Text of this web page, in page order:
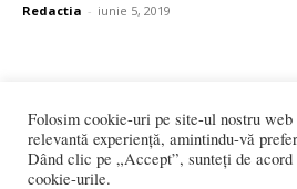
Redactia - iunie 5, 2019
REDACȚIA:
Folosim cookie-uri pe site-ul nostru
relevantă experiență, amintindu-vă
Dând clic pe „Accept”, sunteți de
cookie-urile.